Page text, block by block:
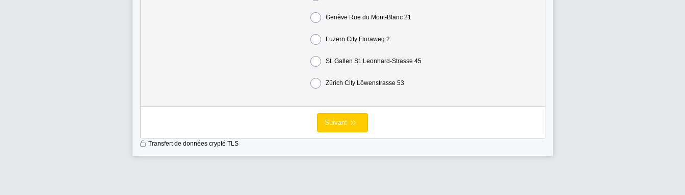
Genève Rue du Mont-Blanc 21
Luzern City Floraweg 2
St. Gallen St. Leonhard-Strasse 45
Zürich City Löwenstrasse 53
Suivant
Transfert de données crypté TLS